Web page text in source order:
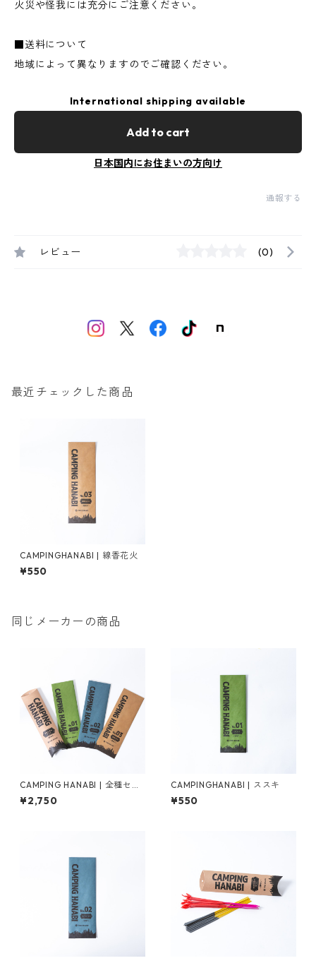
火災や怪我には充分にご注意ください。
■送料について
地域によって異なりますのでご確認ください。
International shipping available
Add to cart
日本国内にお住まいの方向け
通報する
レビュー (0)
最近チェックした商品
CAMPINGHANABI | 線香花火
¥550
同じメーカーの商品
CAMPING HANABI | 全種セッ
ト
¥2,750
CAMPINGHANABI | ススキ
¥550